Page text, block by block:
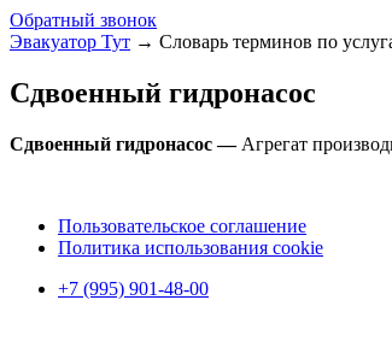
Обратный звонок
Эвакуатор Тут → Словарь терминов по
Сдвоенный гидронасос
Сдвоенный гидронасос —Агрегат
Пользовательское соглашение
Политика использования cookie
+7 (995) 901-48-00